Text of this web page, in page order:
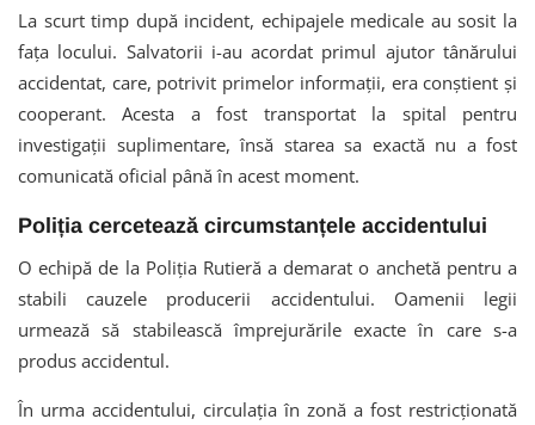
La scurt timp după incident, echipajele medicale au sosit la
fața locului. Salvatorii i-au acordat primul ajutor tânărului
accidentat, care, potrivit primelor informații, era conștient și
cooperant. Acesta a fost transportat la spital pentru
investigații suplimentare, însă starea sa exactă nu a fost
comunicată oficial până în acest moment.
Poliția cercetează circumstanțele accidentului
O echipă de la Poliția Rutieră a demarat o anchetă pentru a
stabili cauzele producerii accidentului. Oamenii legii
urmează să stabilească împrejurările exacte în care s-a
produs accidentul.
În urma accidentului, circulația în zonă a fost restricționată